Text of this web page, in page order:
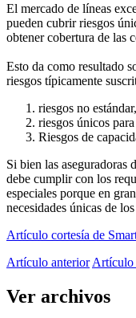
El mercado de líneas
pueden cubrir riesgos
obtener cobertura de las
Esto da como resultado
riesgos típicamente
riesgos no
riesgos únicos
Riesgos de
Si bien las aseguradoras
debe cumplir con los
especiales porque en
necesidades únicas de
Artículo cortesía de
Artículo anterior Artículo
Ver archivos